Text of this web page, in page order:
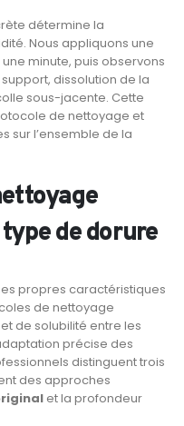
détermine la
Nous appliquons une
minute, puis observons
dissolution de la
sous-jacente. Cette
de nettoyage et
sur l’ensemble de la
de dorure
propres caractéristiques
de nettoyage
de solubilité entre les
précise des
distinguent trois
des approches
et la profondeur